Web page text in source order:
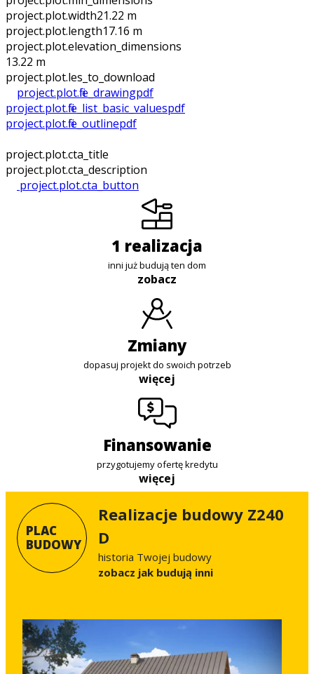
project.plot.width21.22 m
project.plot.length17.16 m
project.plot.elevation_dimensions
13.22 m
project.plot.files_to_download
project.plot.file_drawingpdf
project.plot.file_list_basic_valuespdf
project.plot.file_outlinepdf
project.plot.cta_title
project.plot.cta_description
project.plot.cta_button
1 realizacja
inni już budują ten dom
zobacz
zmiany
dopasuj projekt do swoich potrzeb
więcej
finansowanie
przygotujemy ofertę kredytu
więcej
PLAC
BUDOWY
Realizacje budowy Z240
D
historia Twojej budowy
Zobacz jak budują inni